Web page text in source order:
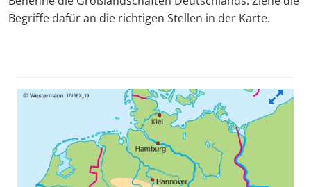
Begriffe dafür an die richtigen Stellen in der Karte.